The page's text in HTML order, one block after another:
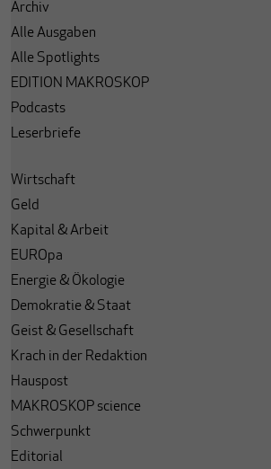
Archiv
Alle Ausgaben
Alle Spotlights
EDITION MAKROSKOP
Podcasts
Leserbriefe
Wirtschaft
Geld
Kapital & Arbeit
EUROpa
Energie & Ökologie
Demokratie & Staat
Geist & Gesellschaft
Krach in der Redaktion
Hauspost
MAKROSKOP science
Schwerpunkt
Editorial